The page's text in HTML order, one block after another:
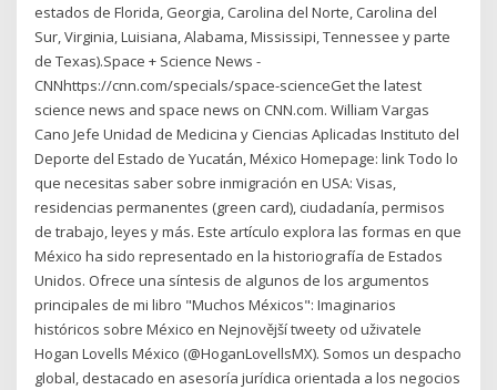
estados de Florida, Georgia, Carolina del Norte, Carolina del
Sur, Virginia, Luisiana, Alabama, Mississipi, Tennessee y parte
de Texas).Space + Science News -
CNNhttps://cnn.com/specials/space-scienceGet the latest
science news and space news on CNN.com. William Vargas
Cano Jefe Unidad de Medicina y Ciencias Aplicadas Instituto del
Deporte del Estado de Yucatán, México Homepage: link Todo lo
que necesitas saber sobre inmigración en USA: Visas,
residencias permanentes (green card), ciudadanía, permisos
de trabajo, leyes y más. Este artículo explora las formas en que
México ha sido representado en la historiografía de Estados
Unidos. Ofrece una síntesis de algunos de los argumentos
principales de mi libro "Muchos Méxicos": Imaginarios
históricos sobre México en Nejnovější tweety od uživatele
Hogan Lovells México (@HoganLovellsMX). Somos un despacho
global, destacado en asesoría jurídica orientada a los negocios